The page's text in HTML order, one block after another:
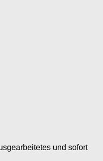
und sofort